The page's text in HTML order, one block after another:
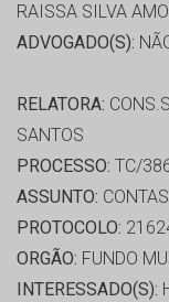
RAISSA SILVA
ADVOGADO(S):
RELATORA:
SANTOS
PROCESSO: TC/
ASSUNTO:
PROTOCOLO:
ORGÃO: FUNDO
INTERESSADO(S):